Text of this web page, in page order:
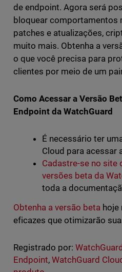
de endpoint. Agora será
bloquear comportamentos
patches e atualizações,
muito mais. Obtenha a
o que você precisa para
clientes por meio de um
Como Acessar a Versão
Endpoint da WatchGuard
É necessário ter
Cloud para acessar
Cadastre-se no site
versões beta da
toda a
Obtenha a versão beta hoje
eficazes que otimizarão
Registrado por:
Endpoint, WatchGuard